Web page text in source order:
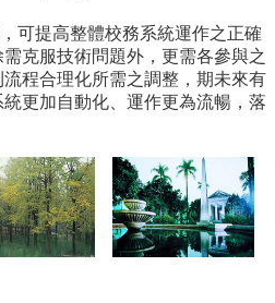
提高整體校務系統運作之正確
克服技術問題外，更需各參與之
程合理化所需之調整，期未來有
更加自動化、運作更為流暢，落